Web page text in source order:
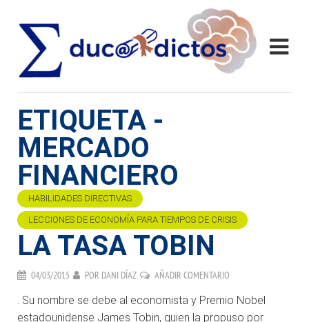
ETIQUETA -
MERCADO
FINANCIERO
HABILIDADES DIRECTIVAS
LECCIONES DE ECONOMÍA PARA TIEMPOS DE CRISIS
LA TASA TOBIN
04/03/2015 POR DANI DÍAZ AÑADIR COMENTARIO
. Su nombre se debe al economista y Premio Nobel
estadounidense James Tobin, quien la propuso por